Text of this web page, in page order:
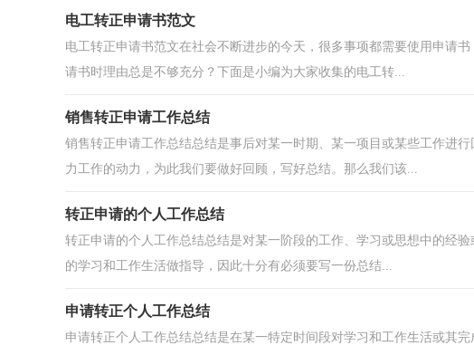
电工转正申请书范文
电工转正申请书范文在社会不断进步的今天，很多事项都需要使用申请
请书时理由总是不够充分？下面是小编为大家收集的电工转...
销售转正申请工作总结
销售转正申请工作总结总结是事后对某一时期、某一项目或某些工作进
力工作的动力，为此我们要做好回顾，写好总结。那么我们该...
转正申请的个人工作总结
转正申请的个人工作总结总结是对某一阶段的工作、学习或思想中的经
的学习和工作生活做指导，因此十分有必须要写一份总结...
申请转正个人工作总结
申请转正个人工作总结总结是在某一特定时间段对学习和工作生活或其